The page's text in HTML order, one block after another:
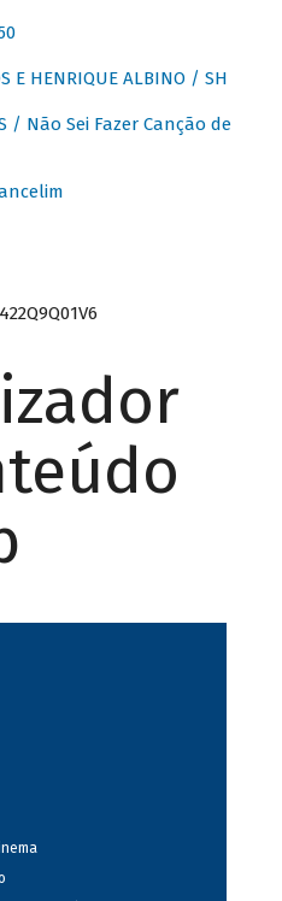
E HENRIQUE ALBINO / SH
/ Não Sei Fazer Canção de